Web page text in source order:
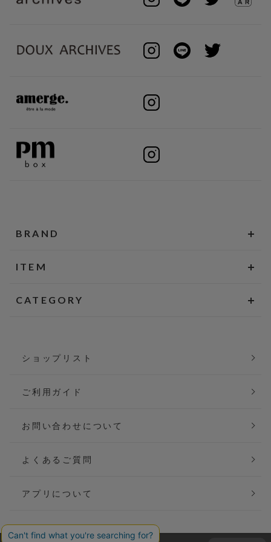
BRAND
ITEM
CATEGORY
ショップリスト
ご利用ガイド
お問い合わせについて
よくあるご質問
アプリについて